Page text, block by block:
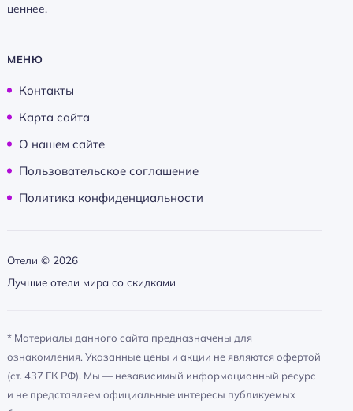
ценнее.
МЕНЮ
Контакты
Карта сайта
О нашем сайте
Пользовательское соглашение
Политика конфиденциальности
Отели © 2026
Лучшие отели мира со скидками
* Материалы данного сайта предназначены для
ознакомления. Указанные цены и акции не являются офертой
(ст. 437 ГК РФ). Мы — независимый информационный ресурс
и не представляем официальные интересы публикуемых